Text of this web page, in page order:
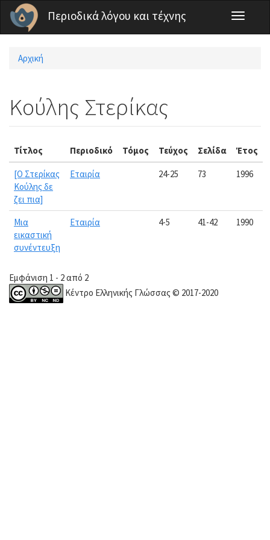
Παράκαμψη προς το κυρίως περιεχόμενο
Περιοδικά λόγου και τέχνης
Toggle
Είστε εδώ
Αρχική
Κούλης Στερίκας
Τίτλος Περιοδικό Τόμος Τεύχος Σελίδα Έτος
[Ο Στερίκας
Κούλης δε
ζει πια]
Εταιρία 24-25 73 1996
Μια
εικαστική
συνέντευξη
Εταιρία 4-5 41-42 1990
Εμφάνιση 1 - 2 από 2
Κέντρο Ελληνικής Γλώσσας © 2017-2020